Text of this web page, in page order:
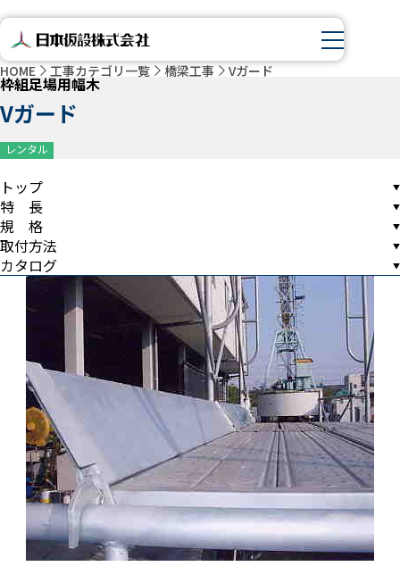
HOME 工事カテゴリ一覧 橋梁工事 Vガード
枠組足場用幅木
Vガード
レンタル
トップ
特 長
規 格
取付方法
カタログ